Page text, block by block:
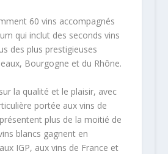
60 vins accompagnés
qui inclut des seconds vins
des plus prestigieuses
Bourgogne et du Rhône.
la qualité et le plaisir, avec
portée aux vins de
plus de la moitié de
blancs gagnent en
IGP, aux vins de France et